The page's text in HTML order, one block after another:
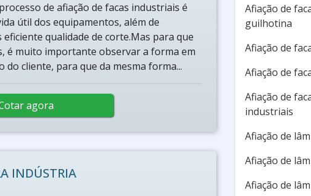
de afiação de facas industriais é
útil dos equipamentos, além de
qualidade de corte.Mas para que
é muito importante observar a forma em
cliente, para que da mesma forma...
agora
INDÚSTRIA
Afiação de
guilhotina
Afiação de
Afiação de
Afiação de
industriais
Afiação de
Afiação de
Afiação de